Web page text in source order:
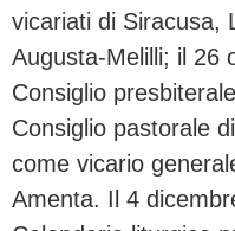
vicariati di Siracusa,
Augusta-Melilli; il 26
Consiglio
Consiglio pastorale
come vicario
Amenta. Il 4